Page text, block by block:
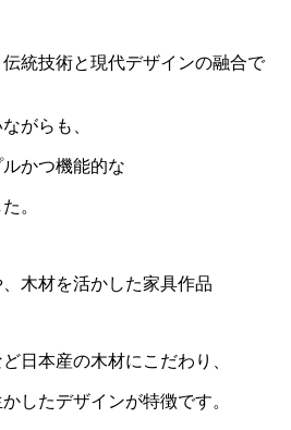
統技術と現代デザインの融合で
がらも、
かつ機能的な
。
木材を活かした家具作品
日本産の木材にこだわり、
したデザインが特徴です。